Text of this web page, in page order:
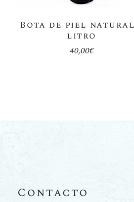
Bota de piel natural
litro
40,00€
Contacto